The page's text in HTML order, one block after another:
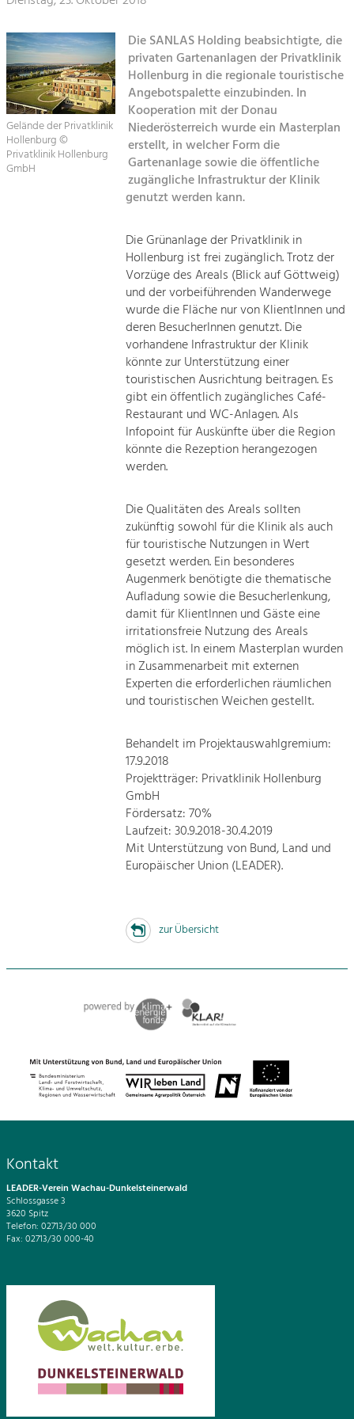
Sitemap
Kontakt
Tourismus
Angebotsentwicklung und
Positionierung.
Kunst & Kultur
Handwerk, Wissenschaft und Forschung.
Soziales, Bildung &
Mobilität & Energie
Klimawandel, öffentlicher Verkehr und
erneuerbare Energie
Steigerung regionaler Wertschöpfung
Gelände der Privatklinik
Hollenburg ©
Privatklinik Hollenburg
GmbH
Die SANLAS Holding beabsichtigte, die
privaten Gartenanlagen der Privatklinik
Hollenburg in die regionale touristische
Angebotspalette einzubinden. In
Kooperation mit der Donau
Niederösterreich wurde ein Masterplan
erstellt, in welcher Form die
Gartenanlage sowie die öffentliche
zugängliche Infrastruktur der Klinik
genutzt werden kann.
Die Grünanlage der Privatklinik in
Hollenburg ist frei zugänglich. Trotz der
Vorzüge des Areals (Blick auf Göttweig)
und der vorbeiführenden Wanderwege
wurde die Fläche nur von KlientInnen und
deren BesucherInnen genutzt. Die
vorhandene Infrastruktur der Klinik
könnte zur Unterstützung einer
touristischen Ausrichtung beitragen. Es
gibt ein öffentlich zugängliches Café-
Restaurant und WC-Anlagen. Als
Infopoint für Auskünfte über die Region
könnte die Rezeption herangezogen
werden.
Die Qualitäten des Areals sollten
zukünftig sowohl für die Klinik als auch
für touristische Nutzungen in Wert
gesetzt werden. Ein besonderes
Augenmerk benötigte die thematische
Aufladung sowie die Besucherlenkung,
damit für KlientInnen und Gäste eine
irritationsfreie Nutzung des Areals
möglich ist. In einem Masterplan wurden
in Zusammenarbeit mit externen
Experten die erforderlichen räumlichen
und touristischen Weichen gestellt.
Behandelt im Projektauswahlgremium:
17.9.2018
Projektträger: Privatklinik Hollenburg
GmbH
Fördersatz: 70%
Laufzeit: 30.9.2018-30.4.2019
Mit Unterstützung von Bund, Land und
Europäischer Union (LEADER).
zur Übersicht
Kontakt
LEADER-Verein Wachau-Dunkelsteinerwald
Schlossgasse 3
3620 Spitz
Telefon: 02713/30 000
Fax: 02713/30 000-40